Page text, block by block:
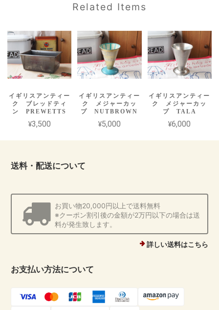
Related Items
イギリスアンティー
ク ブレッドティ
ン PREWETTS
¥3,500
イギリスアンティー
ク メジャーカッ
プ NUTBROWN
¥5,000
イギリスアンティー
ク メジャーカッ
プ TALA
¥6,000
送料・配送について
お買い物20,000円以上で送料無料
※クーポン割引後の金額が2万円以下の場合は送
料が発生致します。
詳しい送料はこちら
お支払い方法について